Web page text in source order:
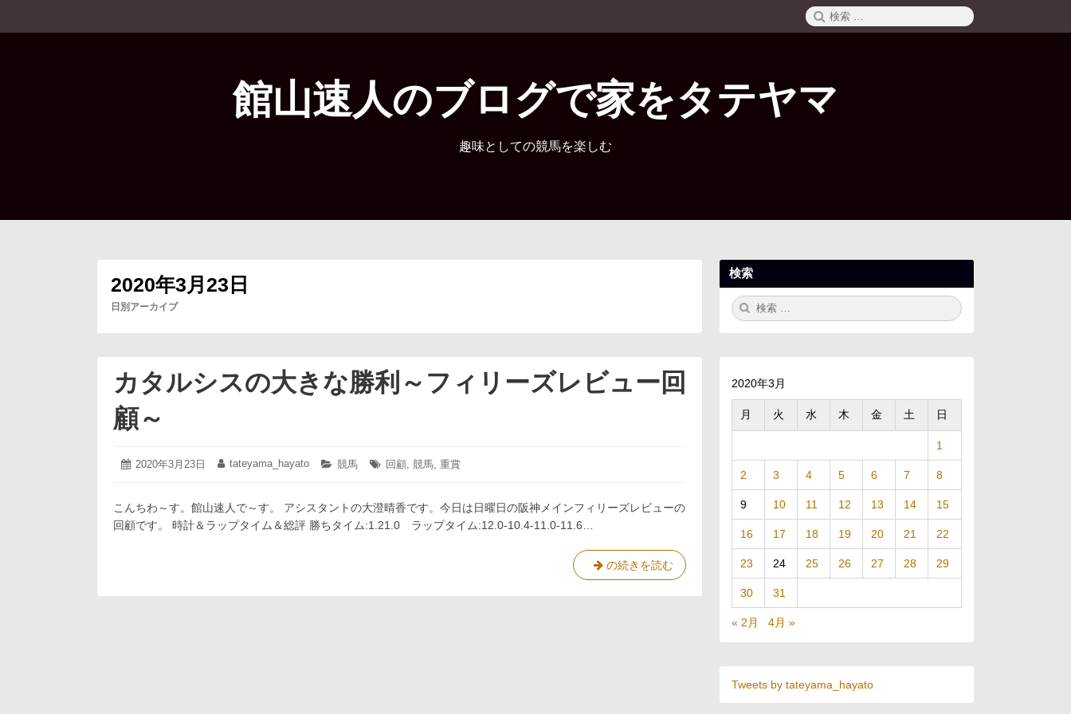
検
索:
館山速人のブログで家をタテヤマ
趣味としての競馬を楽しむ
2020年3月23日
日別アーカイブ
カタルシスの大きな勝利～フィリーズレビュー回
顧～
投
2020年3月23日
2020
月
23
日
投
tateyama_hayato
カ
リ
ー:
競馬
タ
回顧, 競馬, 重賞
こんちわ～す。館山速人で～す。 アシスタントの大澄晴香です。今日は日曜日の阪神メインフィリーズレビューの
回顧です。 時計＆ラップタイム＆総評 勝ちタイム:1.21.0 ラップタイム:12.0-10.4-11.0-11.6…
カ
タ
の続きを読む
検索
検
索:
2020年3月
月 火 水 木 金 土 日
1
2 3 4 5 6 7 8
9 10 11 12 13 14 15
16 17 18 19 20 21 22
23 24 25 26 27 28 29
30 31
« 2月 4月 »
Tweets by tateyama_hayato